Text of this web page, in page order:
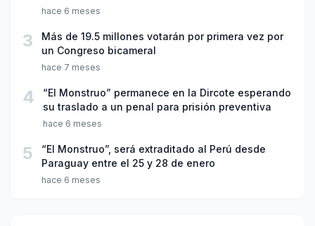
hace 6 meses
3
Más de 19.5 millones votarán por primera vez por
un Congreso bicameral
hace 7 meses
4
“El Monstruo” permanece en la Dircote esperando
su traslado a un penal para prisión preventiva
hace 6 meses
5
“El Monstruo”, será extraditado al Perú desde
Paraguay entre el 25 y 28 de enero
hace 6 meses